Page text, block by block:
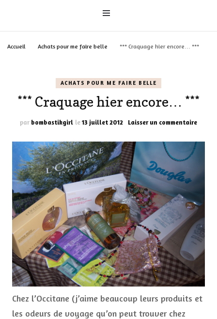
Accueil Achats pour me faire belle *** Craquage hier encore… ***
ACHATS POUR ME FAIRE BELLE
*** Craquage hier encore… ***
par bombastikgirl le13 juillet 2012 Laisser un commentairesur
Chez l’Occitane (j’aime beaucoup leurs produits et
les odeurs de voyage qu’on peut trouver chez